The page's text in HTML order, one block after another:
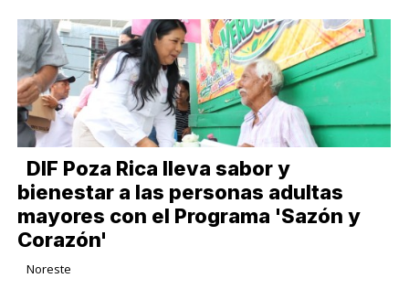
DIF Poza Rica lleva sabor y
bienestar a las personas adultas
mayores con el Programa 'Sazón y
Corazón'
Noreste